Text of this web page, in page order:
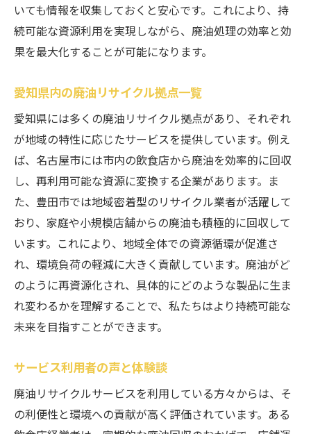
いても情報を収集しておくと安心です。これにより、持
続可能な資源利用を実現しながら、廃油処理の効率と効
果を最大化することが可能になります。
愛知県内の廃油リサイクル拠点一覧
愛知県には多くの廃油リサイクル拠点があり、それぞれ
が地域の特性に応じたサービスを提供しています。例え
ば、名古屋市には市内の飲食店から廃油を効率的に回収
し、再利用可能な資源に変換する企業があります。ま
た、豊田市では地域密着型のリサイクル業者が活躍して
おり、家庭や小規模店舗からの廃油も積極的に回収して
います。これにより、地域全体での資源循環が促進さ
れ、環境負荷の軽減に大きく貢献しています。廃油がど
のように再資源化され、具体的にどのような製品に生ま
れ変わるかを理解することで、私たちはより持続可能な
未来を目指すことができます。
サービス利用者の声と体験談
廃油リサイクルサービスを利用している方々からは、そ
の利便性と環境への貢献が高く評価されています。ある